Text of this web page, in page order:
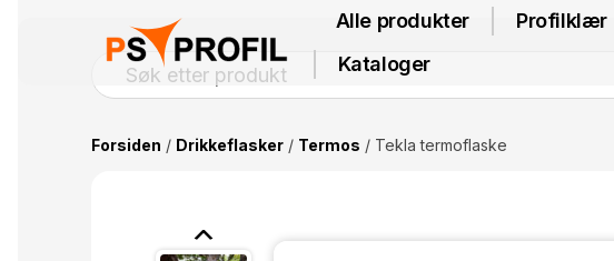
Alle produkter Profilklær
Kataloger
Forsiden / Drikkeflasker/ Termos / Tekla termoflaske